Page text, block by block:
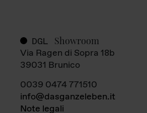
DGL Showroom
Via Ragen di Sopra 18b
39031 Brunico
0039 0474 771510
info@dasganzeleben.it
Note legali